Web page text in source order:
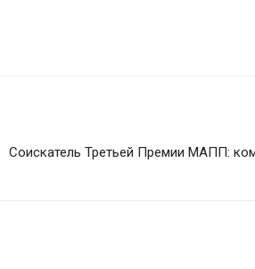
Соискатель Третьей Премии МАПП: